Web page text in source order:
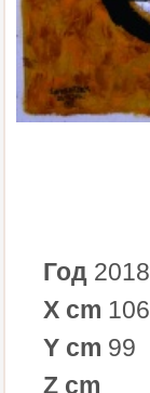
Год 2018
X cm 106
Y cm 99
Z cm